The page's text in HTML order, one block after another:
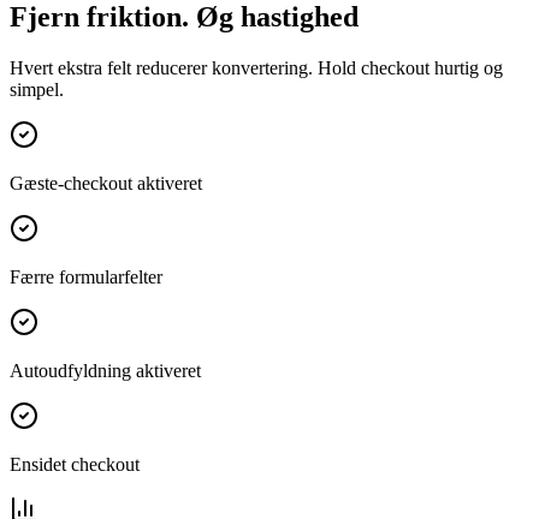
Fjern friktion. Øg hastighed
Hvert ekstra felt reducerer konvertering. Hold checkout hurtig og
simpel.
Gæste-checkout aktiveret
Færre formularfelter
Autoudfyldning aktiveret
Ensidet checkout